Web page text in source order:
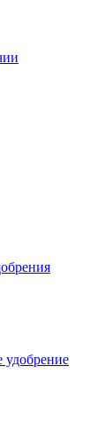
удобрение